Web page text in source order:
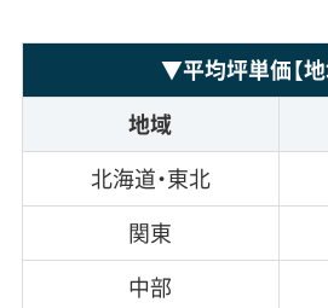
▼平均坪単価【
地域
北海道・東北
関東
中部